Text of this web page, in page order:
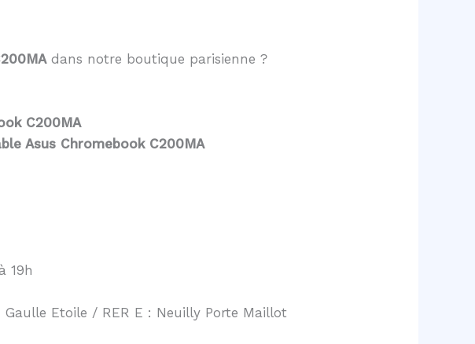
dans notre boutique parisienne ?
C200MA
Asus Chromebook C200MA
19h
Etoile / RER E : Neuilly Porte Maillot